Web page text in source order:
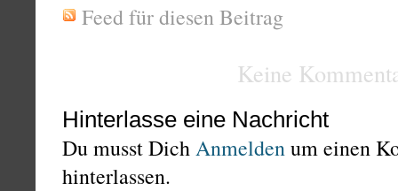
Feed für diesen Beitrag
Keine
Hinterlasse eine Nachricht
Du musst DichAnmeldenum einen
hinterlassen.